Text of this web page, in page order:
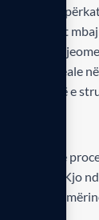
nga OIRK,
të cilët
elaboratet
analiza reale
sigurinë e
të roleve në
subjekt. Kjo